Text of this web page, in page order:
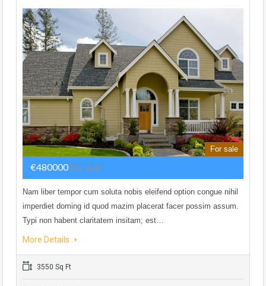
For sale
€480000 For sale
Nam liber tempor cum soluta nobis eleifend option congue nihil
imperdiet doming id quod mazim placerat facer possim assum.
Typi non habent claritatem insitam; est…
More Details
3550 Sq Ft